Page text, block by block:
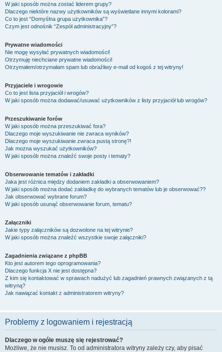
W jaki sposób można zostać liderem grupy?
Dlaczego niektóre nazwy użytkowników są wyświetlane innymi kolorami?
Co to jest “Domyślna grupa użytkownika”?
Czym jest odnośnik “Zespół administracyjny”?
Prywatne wiadomości
Nie mogę wysyłać prywatnych wiadomości!
Otrzymuję niechciane prywatne wiadomości!
Otrzymałem/otrzymałam spam lub obraźliwy e-mail od kogoś z tej witryny!
Przyjaciele i wrogowie
Co to jest lista przyjaciół i wrogów?
W jaki sposób można dodawać/usuwać użytkowników z listy przyjaciół lub wrogów?
Przeszukiwanie forów
W jaki sposób można przeszukiwać fora?
Dlaczego moje wyszukiwanie nie zwraca wyników?
Dlaczego moje wyszukiwanie zwraca pustą stronę?!
Jak można wyszukać użytkowników?
W jaki sposób można znaleźć swoje posty i tematy?
Obserwowanie tematów i zakładki
Jaka jest różnica między dodaniem zakładki a obserwowaniem?
W jaki sposób można dodać zakładkę do wybranych tematów lub je obserwować??
Jak obserwować wybrane forum?
W jaki sposób usunąć obserwowanie forum, tematu?
Załączniki
Jakie typy załączników są dozwolone na tej witrynie?
W jaki sposób można znaleźć wszystkie swoje załączniki?
Zagadnienia związane z phpBB
Kto jest autorem tego oprogramowania?
Dlaczego funkcja X nie jest dostępna?
Z kim się kontaktować w sprawach nadużyć lub zagadnień prawnych związanych z tą
witryną?
Jak nawiązać kontakt z administratorem witryny?
Problemy z logowaniem i rejestracją
Dlaczego w ogóle muszę się rejestrować?
Możliwe, że nie musisz. To od administratora witryny zależy czy, aby pisać